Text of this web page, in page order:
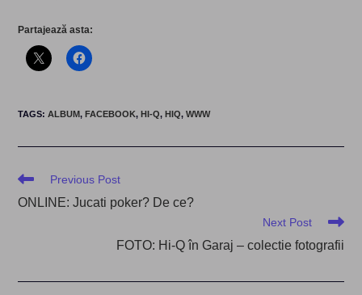
Partajează asta:
TAGS:ALBUM, FACEBOOK, HI-Q, HIQ, WWW
Read
articles
Previous Post
ONLINE: Jucati poker? De ce?
Next Post
FOTO: Hi-Q în Garaj – colectie fotografii